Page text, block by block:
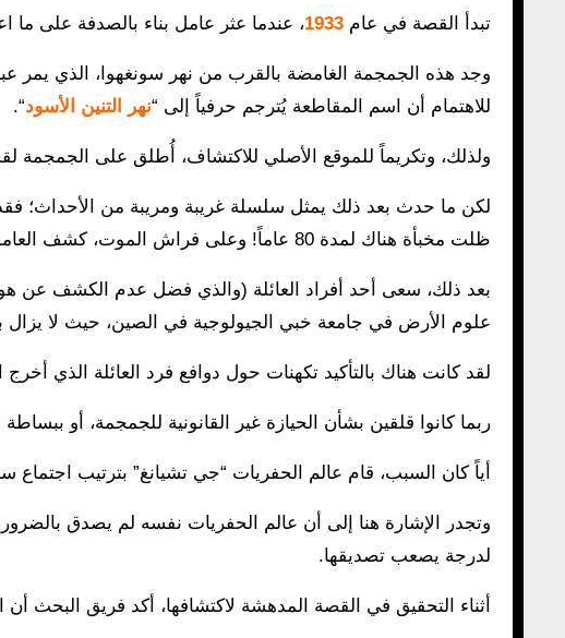
تبدأ القصة في عام1933، عندما عثر عامل بناء بالصدفة على ما
وجد هذه الجمجمة الغامضة بالقرب من نهر سونغهوا، الذي يمر
للاهتمام أن اسم المقاطعة يُترجم حرفياً إلى “نهر التنين الأسود“.
ولذلك، وتكريماً للموقع الأصلي للاكتشاف، أُطلق على الجمجمة
لكن ما حدث بعد ذلك يمثل سلسلة غريبة ومريبة من الأحداث؛
ظلت مخبأة هناك لمدة 80 عاماً! وعلى فراش الموت، كشف العامل عن اكتشافه لعائلته.
بعد ذلك، سعى أحد أفراد العائلة (والذي فضل عدم الكشف عن
علوم الأرض في جامعة خبي الجيولوجية في الصين، حيث لا يزال
لقد كانت هناك بالتأكيد تكهنات حول دوافع فرد العائلة الذي أخرج
ربما كانوا قلقين بشأن الحيازة غير القانونية للجمجمة، أو
أياً كان السبب، قام عالم الحفريات “جي تشيانغ” بترتيب
وتجدر الإشارة هنا إلى أن عالم الحفريات نفسه لم يصدق بالضرورة
لدرجة يصعب تصديقها.
أثناء التحقيق في القصة المدهشة لاكتشافها، أكد فريق البحث